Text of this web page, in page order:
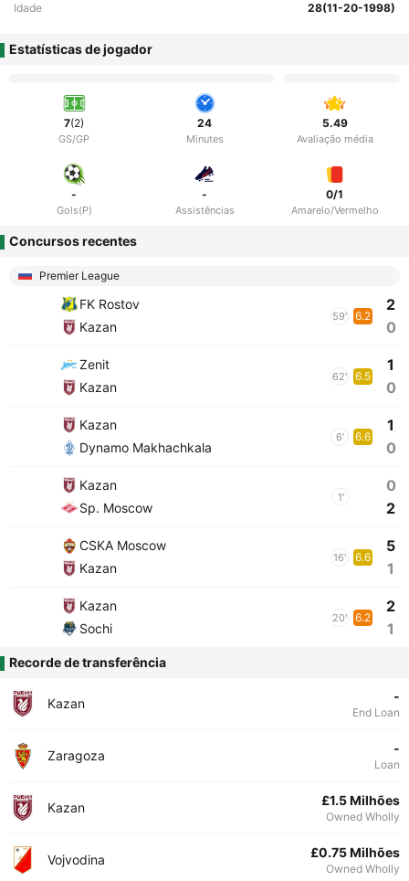
Idade 28(11-20-1998)
Estatísticas de jogador
7(2)
GS/GP
24
Minutes
5.49
Avaliação média
-
Gols(P)
-
Assistências
0/1
Amarelo/Vermelho
Concursos recentes
Premier League
FK Rostov
Kazan
59' 6.2
2
0
Zenit
Kazan
62' 6.5
1
0
Kazan
Dynamo Makhachkala
6' 6.6
1
0
Kazan
Sp. Moscow
1'
0
2
CSKA Moscow
Kazan
16' 6.6
5
1
Kazan
Sochi
20' 6.2
2
1
Recorde de transferência
Kazan -
End Loan
Zaragoza -
Loan
Kazan £1.5 Milhões
Owned Wholly
Vojvodina £0.75 Milhões
Owned Wholly